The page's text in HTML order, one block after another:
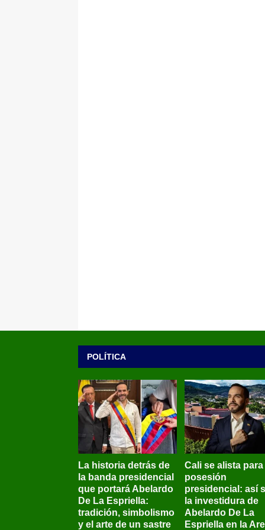
POLÍTICA
La historia detrás de
la banda presidencial
que portará Abelardo
De La Espriella:
tradición, simbolismo
y el arte de un sastre
Cali se alista para
posesión
presidencial: así
la investidura de
Abelardo De La
Espriella en la